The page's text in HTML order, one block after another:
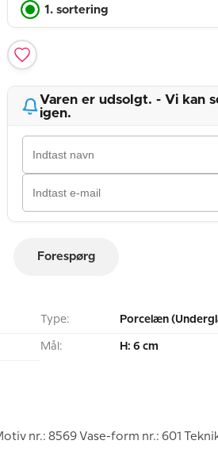
1. sortering
Varen er udsolgt. - Vi kan
igen.
Forespørg
Type: Porcelæn
Mål: H: 6 cm
nr.: 8569 Vase-form nr.: 601